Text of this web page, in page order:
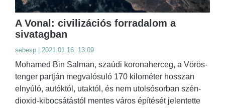
A Vonal: civilizációs forradalom a
sivatagban
sebesp | 2021.01.16. 13:09
Mohamed Bin Salman, szaúdi koronaherceg, a Vörös-
tenger partján megvalósuló 170 kilométer hosszan
elnyúló, autóktól, utaktól, és nem utolsósorban szén-
dioxid-kibocsátástól mentes város építését jelentette